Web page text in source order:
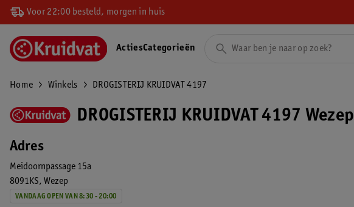
Voor 22:00 besteld, morgen in huis
ActiesCategorieën
Home Winkels DROGISTERIJ KRUIDVAT 4197
DROGISTERIJ KRUIDVAT 4197 Wezep
Adres
Meidoornpassage 15a
8091KS Wezep
VANDAAG OPEN VAN 8:30 - 20:00